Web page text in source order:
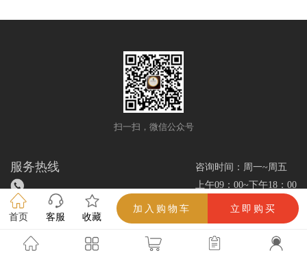
首页 客服 收藏
加入购物车 立即购买
扫一扫，微信公众号
服务热线
咨询时间：周一~周五
上午09：00~下午18：00
雪茄优选网/www.xuejieok.com/所有解释权（吸烟有害健康，未成年人禁止吸